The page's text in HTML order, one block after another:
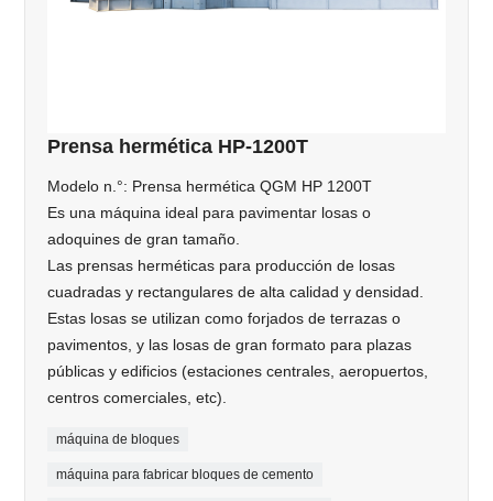
Prensa hermética HP-1200T
Modelo n.°: Prensa hermética QGM HP 1200T
Es una máquina ideal para pavimentar losas o
adoquines de gran tamaño.
Las prensas herméticas para producción de losas
cuadradas y rectangulares de alta calidad y densidad.
Estas losas se utilizan como forjados de terrazas o
pavimentos, y las losas de gran formato para plazas
públicas y edificios (estaciones centrales, aeropuertos,
centros comerciales, etc).
máquina de bloques
máquina para fabricar bloques de cemento